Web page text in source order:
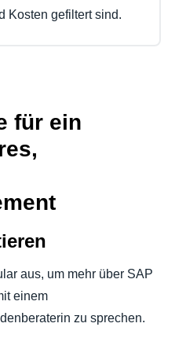
Kosten gefiltert sind.
für ein
aus, um mehr über SAP
einem
zu sprechen.